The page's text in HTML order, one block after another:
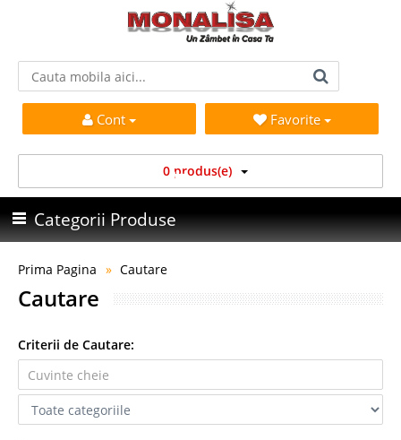
Cont Favorite
0 produs(e)
Categorii Produse
Prima Pagina Cautare
Cautare
Criterii de Cautare: